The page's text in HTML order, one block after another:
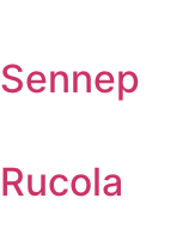
Sennep
Rucola